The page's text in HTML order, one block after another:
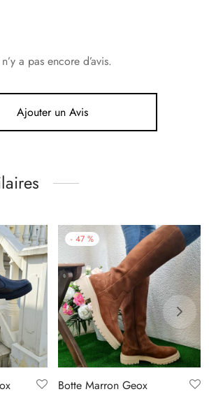
a pas encore d’avis.
Ajouter un Avis
- 47 %
Botte Marron Geox